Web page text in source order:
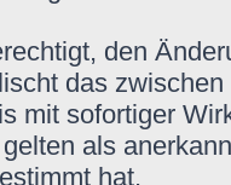
den
das
mit sofortiger
als
hat.